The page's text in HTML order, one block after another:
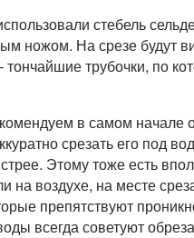
стебель
ножом. На срезе будут
трубочки, по
в самом начале
срезать его под
Этому тоже есть
на воздухе, на месте
препятствуют
всегда советуют